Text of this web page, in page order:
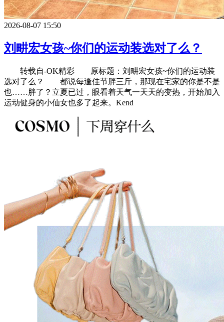
2026-08-07 15:50
刘畊宏女孩~你们的运动装选对了么？
转载自-OK精彩 原标题：刘畊宏女孩~你们的运动装
选对了么？ 都说每逢佳节胖三斤，那现在宅家的你是不是
也……胖了？立夏已过，眼看着天气一天天的变热，开始加入
运动健身的小仙女也多了起来。Kend